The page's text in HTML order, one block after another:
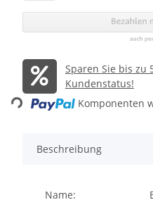
Sparen Sie bis zu
Kundenstatus!
Loading... Komponenten
Beschreibung
Name: